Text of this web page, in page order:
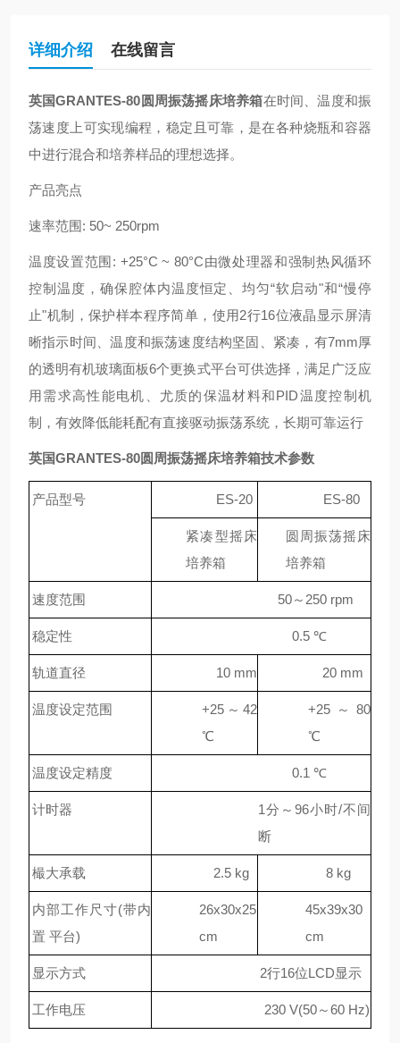
详细介绍 在线留言
英国GRANTES-80圆周振荡摇床培养箱在时间、温度和振
荡速度上可实现编程，稳定且可靠，是在各种烧瓶和容器
中进行混合和培养样品的理想选择。
产品亮点
速率范围: 50~ 250rpm
温度设置范围: +25°C ~ 80°C由微处理器和强制热风循环
控制温度，确保腔体内温度恒定、均匀“软启动"和“慢停
止"机制，保护样本程序简单，使用2行16位液晶显示屏清
晰指示时间、温度和振荡速度结构坚固、紧凑，有7mm厚
的透明有机玻璃面板6个更换式平台可供选择，满足广泛应
用需求高性能电机、尤质的保温材料和PID温度控制机
制，有效降低能耗配有直接驱动振荡系统，长期可靠运行
英国GRANTES-80圆周振荡摇床培养箱技术参数
产品型号 ES-20 ES-80
紧凑型摇床
培养箱
圆周振荡摇床
培养箱
速度范围 50～250 rpm
稳定性 0.5 ℃
轨道直径 10 mm 20 mm
温度设定范围
+25～42
℃
+25～80
℃
温度设定精度 0.1 ℃
计时器
1分～96小时/不间
断
樶大承载 2.5 kg 8 kg
内部工作尺寸(带内
置 平台)
26x30x25
cm
45x39x30
cm
显示方式 2行16位LCD显示
工作电压 230 V(50～60 Hz)